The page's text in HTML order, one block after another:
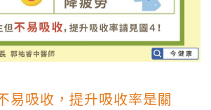
易吸收，提升吸收率是關